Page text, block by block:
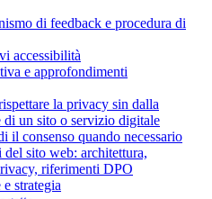
di feedback e procedura di
accessibilità
e approfondimenti
la privacy sin dalla
di un sito o servizio digitale
il consenso quando necessario
del sito web: architettura,
riferimenti DPO
strategia